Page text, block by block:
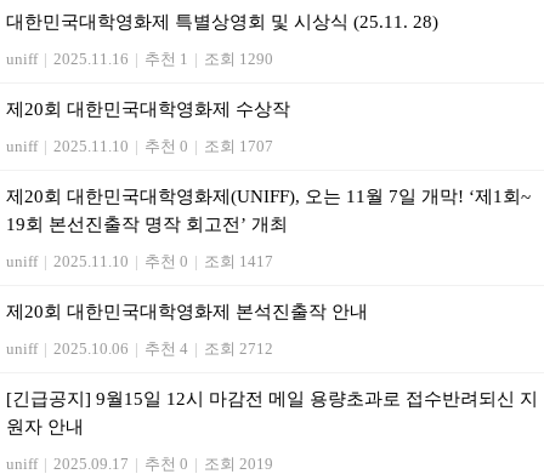
대한민국대학영화제 특별상영회 및 시상식 (25.11. 28)
uniff | 2025.11.16 | 추천 1 | 조회 1290
제20회 대한민국대학영화제 수상작
uniff | 2025.11.10 | 추천 0 | 조회 1707
제20회 대한민국대학영화제(UNIFF), 오는 11월 7일 개막! ‘제1회~
19회 본선진출작 명작 회고전’ 개최
uniff | 2025.11.10 | 추천 0 | 조회 1417
제20회 대한민국대학영화제 본석진출작 안내
uniff | 2025.10.06 | 추천 4 | 조회 2712
[긴급공지] 9월15일 12시 마감전 메일 용량초과로 접수반려되신 지
원자 안내
uniff | 2025.09.17 | 추천 0 | 조회 2019